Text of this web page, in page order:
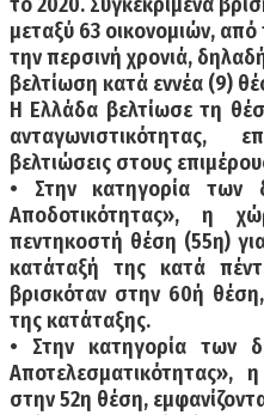
μεταξύ 63 οικονομιών,
την περσινή χρονιά,
βελτίωση κατά εννέα (9)
Η Ελλάδα βελτίωσε τη
ανταγωνιστικότητας,
βελτιώσεις στους
• Στην κατηγορία των
Αποδοτικότητας», η
πεντηκοστή θέση (55η)
κατάταξή της κατά
βρισκόταν στην 60ή
της κατάταξης.
• Στην κατηγορία των
Αποτελεσματικότητας»,
στην 52η θέση,